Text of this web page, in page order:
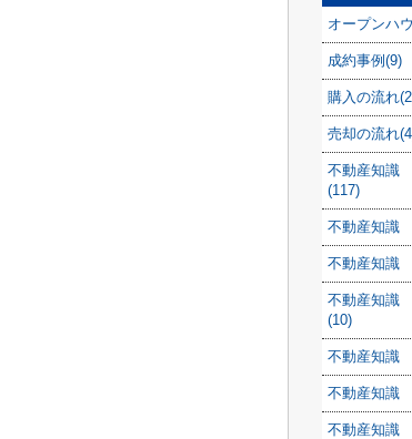
オープンハ
成約事例(9)
購入の流れ
売却の流れ
不動産知識
(117)
不動産知識
不動産知識
不動産知識
(10)
不動産知識
不動産知識
不動産知識